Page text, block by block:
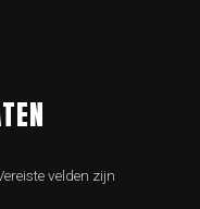
velden zijn